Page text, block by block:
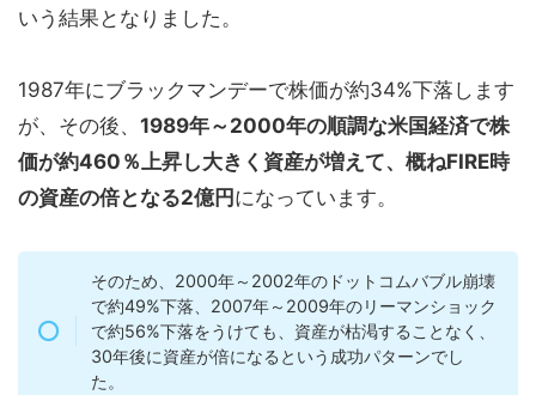
いう結果となりました。
1987年にブラックマンデーで株価が約34%下落します
が、その後、 1989年～2000年の順調な米国経済で株
価が約460％上昇し大きく資産が増えて、概ねFIRE時
の資産の倍となる2億円になっています。
そのため、2000年～2002年のドットコムバブル崩壊
で約49%下落、2007年～2009年のリーマンショック
で約56%下落をうけても、資産が枯渇することなく、
30年後に資産が倍になるという成功パターンでし
た。